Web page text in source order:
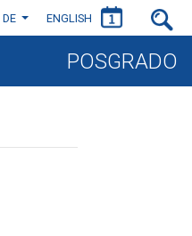
ENGLISH
POSGRADO